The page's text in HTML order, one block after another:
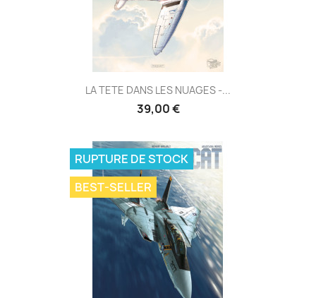
LA TETE DANS LES NUAGES -...
39,00 €
RUPTURE DE STOCK
BEST-SELLER